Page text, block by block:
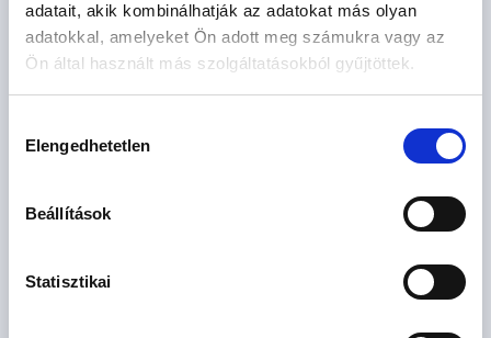
adatait, akik kombinálhatják az adatokat más olyan
adatokkal, amelyeket Ön adott meg számukra vagy az
Ön által használt más szolgáltatásokból gyűjtöttek.
kiválasztása
Elengedhetetlen
Beállítások
Statisztikai
93 mCSOK igényelhető